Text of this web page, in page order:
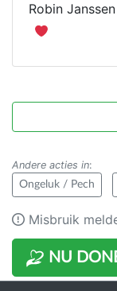
NU
Robin Janssen
Andere acties in:
Ongeluk / Pech
Misbruik